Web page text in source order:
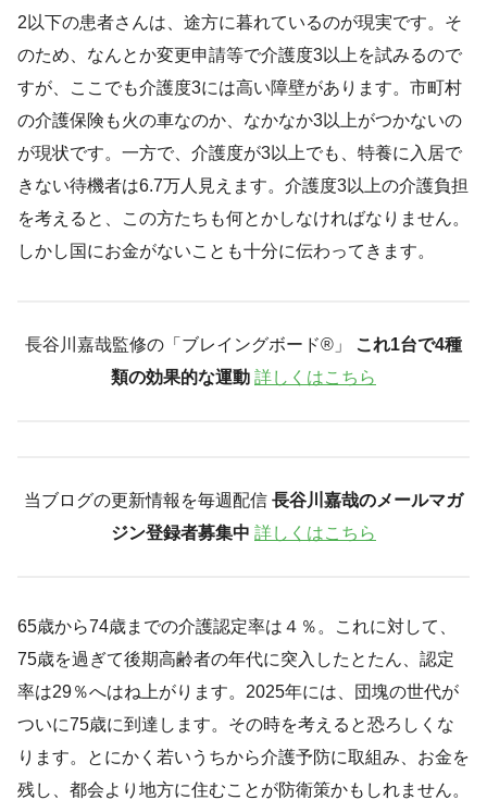
2以下の患者さんは、途方に暮れているのが現実です。そ
のため、なんとか変更申請等で介護度3以上を試みるので
すが、ここでも介護度3には高い障壁があります。市町村
の介護保険も火の車なのか、なかなか3以上がつかないの
が現状です。一方で、介護度が3以上でも、特養に入居で
きない待機者は6.7万人見えます。介護度3以上の介護負担
を考えると、この方たちも何とかしなければなりません。
しかし国にお金がないことも十分に伝わってきます。
長谷川嘉哉監修の「ブレイングボード®︎」
これ1台で4種
類の効果的な運動 詳しくはこちら
当ブログの更新情報を毎週配信 長谷川嘉哉のメールマガ
ジン登録者募集中 詳しくはこちら
65歳から74歳までの介護認定率は４％。これに対して、
75歳を過ぎて後期高齢者の年代に突入したとたん、認定
率は29％へはね上がります。2025年には、団塊の世代が
ついに75歳に到達します。その時を考えると恐ろしくな
ります。とにかく若いうちから介護予防に取組み、お金を
残し、都会より地方に住むことが防衛策かもしれません。